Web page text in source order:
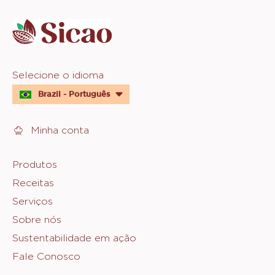
info
Website
quick
links
Selecione o idioma
Brazil - Português
Minha conta
Footer
Sicao
Produtos
Receitas
Serviços
Sobre nós
Sustentabilidade em ação
Fale Conosco